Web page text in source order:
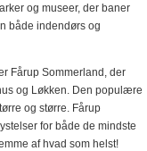
og museer, der baner
både indendørs og
Fårup Sommerland, der
og Løkken. Den populære
og større. Fårup
for både de mindste
af hvad som helst!